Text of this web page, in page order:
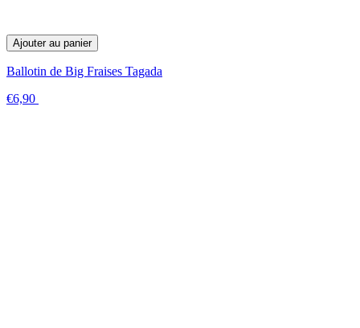
Ajouter au panier
Ballotin de Big Fraises Tagada
€6,90